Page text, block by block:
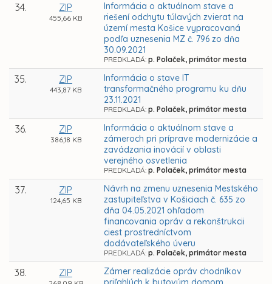
34. ZIP
455,66 KB
Informácia o aktuálnom stave a
riešení odchytu túlavých zvierat na
území mesta Košice vypracovaná
podľa uznesenia MZ č. 796 zo dňa
30.09.2021
PREDKLADÁ: p. Polaček, primátor mesta
35. ZIP
443,87 KB
Informácia o stave IT
transformačného programu ku dňu
23.11.2021
PREDKLADÁ: p. Polaček, primátor mesta
36. ZIP
386,18 KB
Informácia o aktuálnom stave a
zámeroch pri príprave modernizácie a
zavádzania inovácií v oblasti
verejného osvetlenia
PREDKLADÁ: p. Polaček, primátor mesta
37. ZIP
124,65 KB
Návrh na zmenu uznesenia Mestského
zastupiteľstva v Košiciach č. 635 zo
dňa 04.05.2021 ohľadom
financovania opráv a rekonštrukcii
ciest prostredníctvom
dodávateľského úveru
PREDKLADÁ: p. Polaček, primátor mesta
38. ZIP
Zámer realizácie opráv chodníkov